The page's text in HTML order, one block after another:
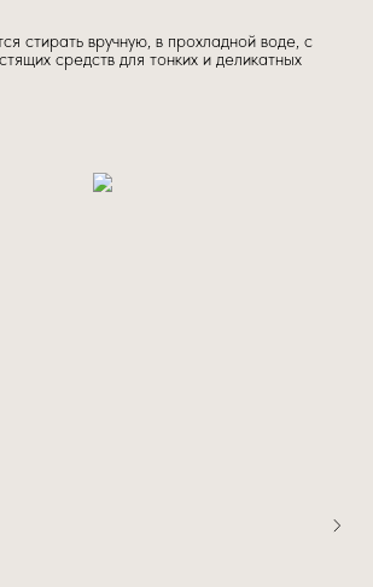
стирать вручную, в прохладной воде, с
средств для тонких и деликатных